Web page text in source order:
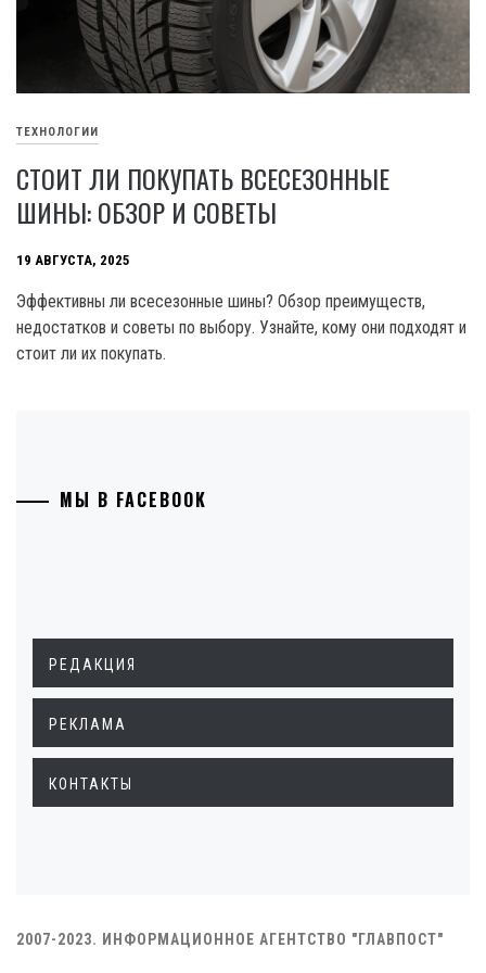
ТЕХНОЛОГИИ
СТОИТ ЛИ ПОКУПАТЬ ВСЕСЕЗОННЫЕ
ШИНЫ: ОБЗОР И СОВЕТЫ
19 АВГУСТА, 2025
Эффективны ли всесезонные шины? Обзор преимуществ,
недостатков и советы по выбору. Узнайте, кому они подходят и
стоит ли их покупать.
МЫ В FACEBOOK
РЕДАКЦИЯ
РЕКЛАМА
КОНТАКТЫ
2007-2023. ИНФОРМАЦИОННОЕ АГЕНТСТВО "ГЛАВПОСТ"